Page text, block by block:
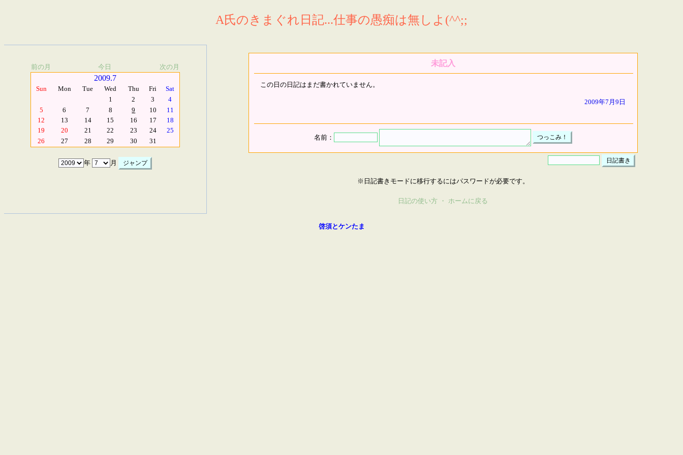
A氏のきまぐれ日記...仕事の愚痴は無しよ(^^;;
前の月 今日 次の月
2009.7
Sun Mon Tue Wed Thu Fri
Sat
1
2 3
4
5
6 7 8 9 10
11
12
13 14 15 16 17
18
19
20 21 22 23 24
25
26
27 28 29 30 31
年 月
未記入
この日の日記はまだ書かれていません。
2009年7月9日
名前：
※日記書きモードに移行するにはパスワードが必要です。
日記の使い方 ・ ホームに戻る
啓須とケンたま